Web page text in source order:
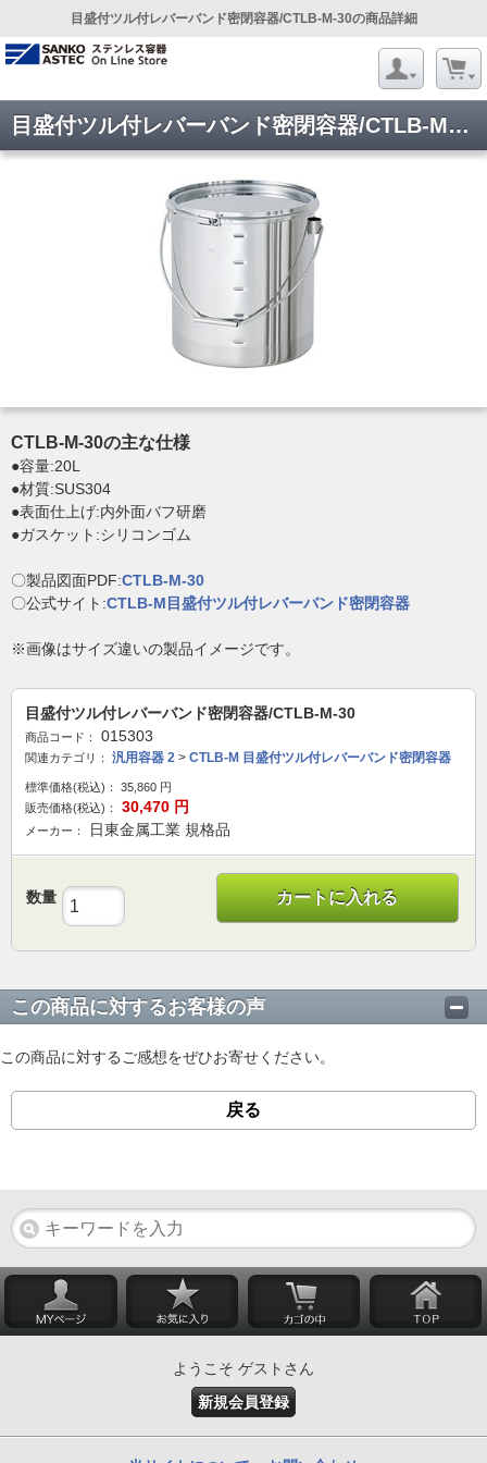
目盛付ツル付レバーバンド密閉容器/CTLB-M-30の商品詳細
目盛付ツル付レバーバンド密閉容器/CTLB-M-30
CTLB-M-30の主な仕様
●容量:20L
●材質:SUS304
●表面仕上げ:内外面バフ研磨
●ガスケット:シリコンゴム
〇製品図面PDF:CTLB-M-30
〇公式サイト:CTLB-M目盛付ツル付レバーバンド密閉容器
※画像はサイズ違いの製品イメージです。
目盛付ツル付レバーバンド密閉容器/CTLB-M-30
商品コード： 015303
関連カテゴリ： 汎用容器 2 > CTLB-M 目盛付ツル付レバーバンド密閉容器
標準価格(税込)： 35,860 円
販売価格(税込)：
30,470 円
メーカー： 日東金属工業 規格品
数量 カートに入れる
この商品に対するお客様の声
この商品に対するご感想をぜひお寄せください。
戻る
ようこそ ゲストさん
新規会員登録